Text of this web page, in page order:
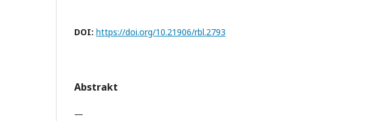
DOI: https://doi.org/10.21906/rbl.2793
Abstrakt
—